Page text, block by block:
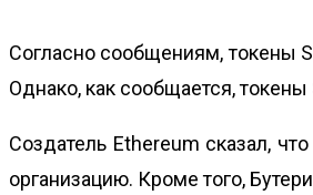
Согласно сообщениям, токены
Однако, как сообщается,
Создатель Ethereum сказал,
организацию. Кроме того,